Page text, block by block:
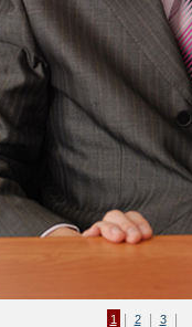
1 2 3